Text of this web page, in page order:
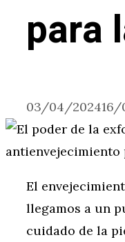
para
03/04/202416/
El
llegamos a un
cuidado de la